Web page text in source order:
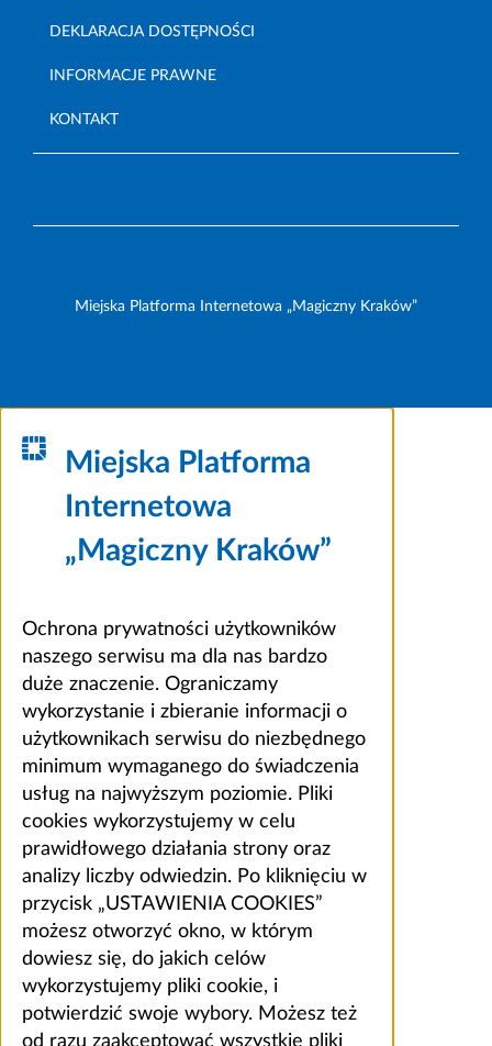
DEKLARACJA DOSTĘPNOŚCI
INFORMACJE PRAWNE
KONTAKT
Miejska Platforma Internetowa „Magiczny Kraków”
Miejska Platforma
Internetowa
„Magiczny Kraków”
Ochrona prywatności użytkowników
naszego serwisu ma dla nas bardzo
duże znaczenie. Ograniczamy
wykorzystanie i zbieranie informacji o
użytkownikach serwisu do niezbędnego
minimum wymaganego do świadczenia
usług na najwyższym poziomie. Pliki
cookies wykorzystujemy w celu
prawidłowego działania strony oraz
analizy liczby odwiedzin. Po kliknięciu w
przycisk „USTAWIENIA COOKIES”
możesz otworzyć okno, w którym
dowiesz się, do jakich celów
wykorzystujemy pliki cookie, i
potwierdzić swoje wybory. Możesz też
od razu zaakceptować wszystkie pliki